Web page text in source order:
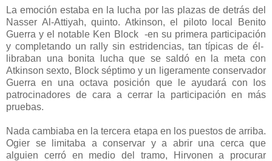
La emoción estaba en la lucha por las plazas de detrás del
Nasser Al-Attiyah, quinto. Atkinson, el piloto local Benito
Guerra y el notable Ken Block -en su primera participación
y completando un rally sin estridencias, tan típicas de él-
libraban una bonita lucha que se saldó en la meta con
Atkinson sexto, Block séptimo y un ligeramente conservador
Guerra en una octava posición que le ayudará con los
patrocinadores de cara a cerrar la participación en más
pruebas.
Nada cambiaba en la tercera etapa en los puestos de arriba.
Ogier se limitaba a conservar y a abrir una cerca que
alguien cerró en medio del tramo, Hirvonen a procurar